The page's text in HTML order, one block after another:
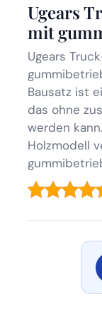
Ugears
mit
Ugears
Bausatz ist
das ohne
werden
Holzmodell